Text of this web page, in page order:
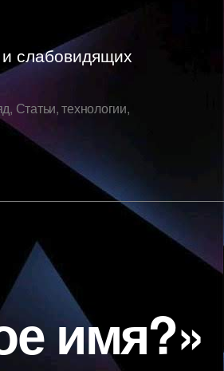
слабовидящих
, Статьи,технологии,
имя?»